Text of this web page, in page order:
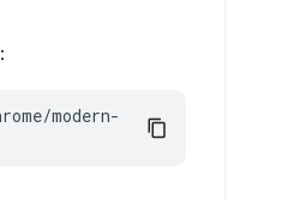
modern-